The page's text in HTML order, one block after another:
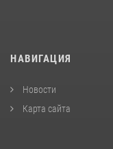
НАВИГАЦИЯ
Новости
Карта сайта